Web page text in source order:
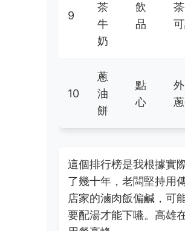
9
茶
牛
奶
飲
品
10
蔥
油
餅
點
心
這個排行榜是我根據實
了幾十年，老闆堅持用
店家的滷肉飯偏鹹，可
要配湯才能下嚥。高雄